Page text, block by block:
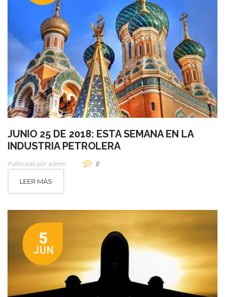
JUNIO 25 DE 2018: ESTA SEMANA EN LA
INDUSTRIA PETROLERA
Publicado por Admin 0
LEER MÁS
5
JUN